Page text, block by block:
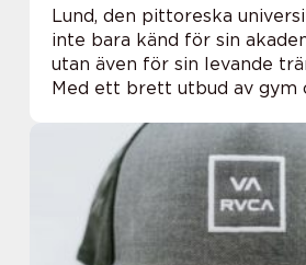
Lund, den pittoreska
inte bara känd för sin
utan även för sin levande
Med ett brett utbud av gym